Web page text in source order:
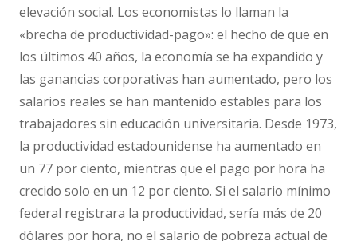
elevación social. Los economistas lo llaman la
«brecha de productividad-pago»: el hecho de que en
los últimos 40 años, la economía se ha expandido y
las ganancias corporativas han aumentado, pero los
salarios reales se han mantenido estables para los
trabajadores sin educación universitaria. Desde 1973,
la productividad estadounidense ha aumentado en
un 77 por ciento, mientras que el pago por hora ha
crecido solo en un 12 por ciento. Si el salario mínimo
federal registrara la productividad, sería más de 20
dólares por hora, no el salario de pobreza actual de